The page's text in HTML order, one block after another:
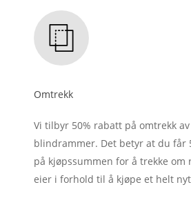
Omtrekk
Vi tilbyr 50% rabatt på omtrekk
blindrammer. Det betyr at du får
på kjøpssummen for å trekke om
eier i forhold til å kjøpe et helt